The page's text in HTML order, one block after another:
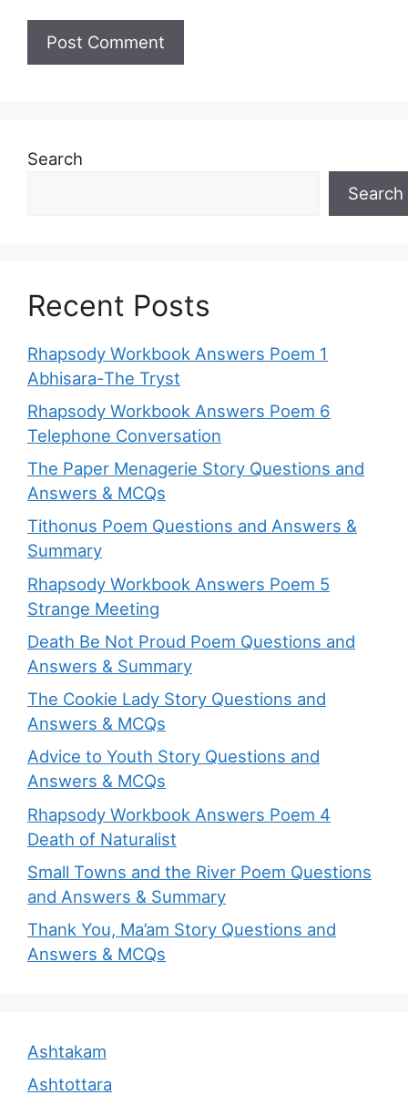
Search
Search
Recent Posts
Rhapsody Workbook Answers Poem 1
Abhisara-The Tryst
Rhapsody Workbook Answers Poem 6
Telephone Conversation
The Paper Menagerie Story Questions and
Answers & MCQs
Tithonus Poem Questions and Answers &
Summary
Rhapsody Workbook Answers Poem 5
Strange Meeting
Death Be Not Proud Poem Questions and
Answers & Summary
The Cookie Lady Story Questions and
Answers & MCQs
Advice to Youth Story Questions and
Answers & MCQs
Rhapsody Workbook Answers Poem 4
Death of Naturalist
Small Towns and the River Poem Questions
and Answers & Summary
Thank You, Ma’am Story Questions and
Answers & MCQs
Ashtakam
Ashtottara